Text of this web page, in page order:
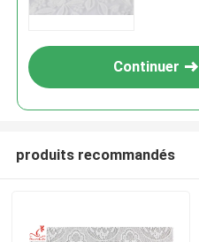
Continuer
produits recommandés